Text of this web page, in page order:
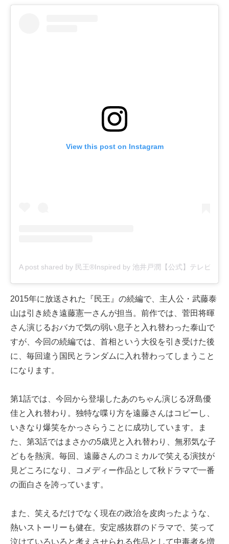
View this post on Instagram
A post shared by 民王®️Inspired by 池井戸潤【公式】テレビ朝
2015年に放送された『民王』の続編で、主人公・武藤泰
山は引き続き遠藤憲一さんが担当。前作では、菅田将暉
さん演じるおバカで気の弱い息子と入れ替わった泰山で
すが、今回の続編では、首相という大役を引き受けた後
に、毎回違う国民とランダムに入れ替わってしまうこと
になります。
第1話では、今回から登場したあのちゃん演じる冴島優
佳と入れ替わり。独特な喋り方を遠藤さんはコピーし、
いきなり爆笑をかっさらうことに成功しています。ま
た、第3話ではまさかの5歳児と入れ替わり、無邪気な子
どもを熱演。毎回、遠藤さんのコミカルで笑える演技が
見どころになり、コメディー作品として秋ドラマで一番
の面白さを誇っています。
また、笑えるだけでなく現在の政治を皮肉ったような、
熱いストーリーも健在。安定感抜群のドラマで、笑って
泣けていろいろと考えさせられる作品として中毒者を増